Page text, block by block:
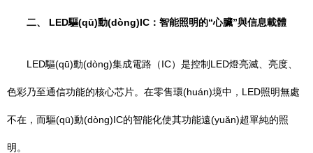
二、 LED驅(qū)動(dòng)IC：智能照明的“心臟”與信息載體
LED驅(qū)動(dòng)集成電路（IC）是控制LED燈亮滅、亮度、
色彩乃至通信功能的核心芯片。在零售環(huán)境中，LED照明無處
不在，而驅(qū)動(dòng)IC的智能化使其功能遠(yuǎn)超單純的照
明。